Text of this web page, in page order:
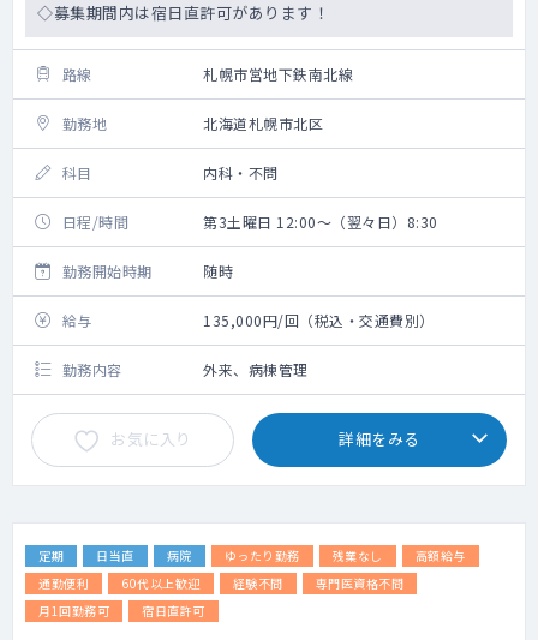
◇募集期間内は宿日直許可があります！
路線 札幌市営地下鉄南北線
勤務地 北海道札幌市北区
科目 内科・不問
日程/時間 第3土曜日 12:00～（翌々日）8:30
勤務開始時期 随時
給与 135,000円/回（税込・交通費別）
勤務内容 外来、病棟管理
お気に入り 詳細をみる
定期 日当直 病院 ゆったり勤務 残業なし
高額給与
通勤便利
60代以上歓迎 経験不問
専門医資格不問
月1回勤務可
宿日直許可